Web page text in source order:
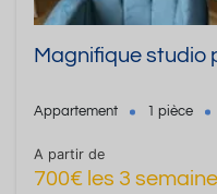
Magnifique studio
Appartement 1 pièce
A partir de
700€ les 3